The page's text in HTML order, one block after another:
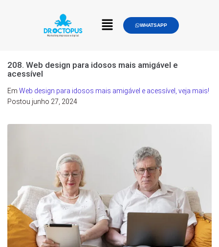
WHATSAPP
208. Web design para idosos mais amigável e
acessível
Em Web design para idosos mais amigável e acessível, veja mais!
Postou junho 27, 2024